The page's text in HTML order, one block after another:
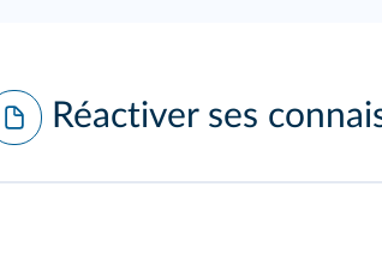
Réactiver ses